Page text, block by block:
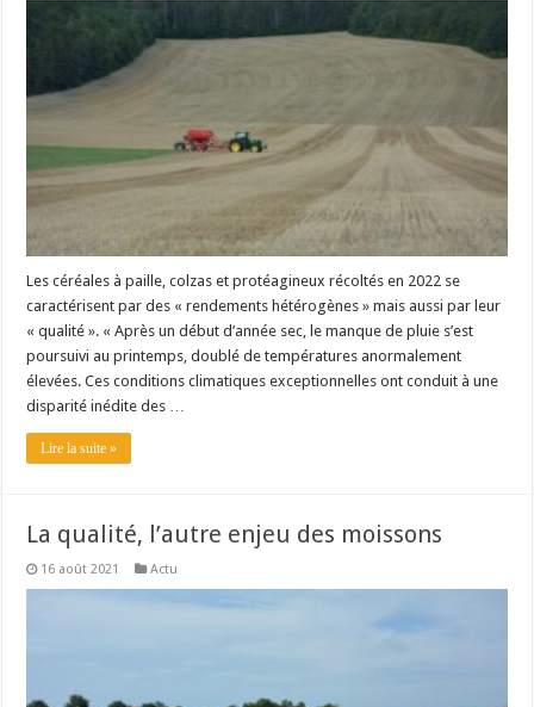
Les canicules freinent la collecte laitière
Les céréales à paille, colzas et protéagineux récoltés en 2022 se
caractérisent par des « rendements hétérogènes » mais aussi par leur
« qualité ». « Après un début d’année sec, le manque de pluie s’est
poursuivi au printemps, doublé de températures anormalement
élevées. Ces conditions climatiques exceptionnelles ont conduit à une
disparité inédite des …
Lire la suite »
La qualité, l’autre enjeu des moissons
16 août 2021 Actu